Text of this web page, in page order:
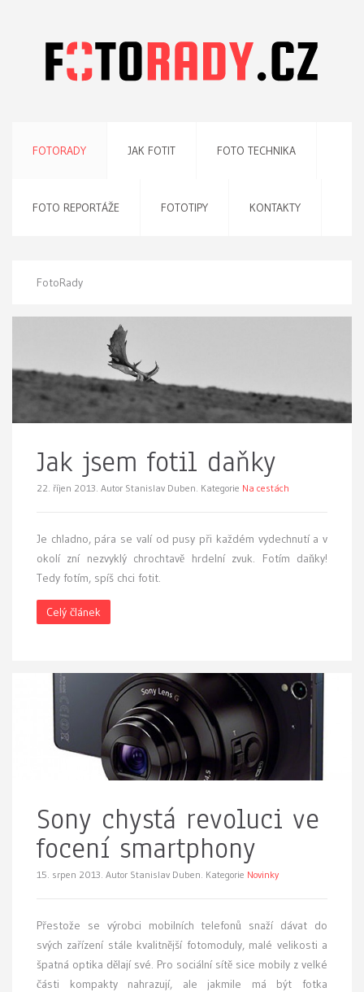
FOTORADY JAK FOTIT FOTO TECHNIKA
FOTO REPORTÁŽE FOTOTIPY KONTAKTY
FotoRady
Jak jsem fotil daňky
22. říjen 2013. Autor Stanislav Duben. Kategorie Na cestách
Je chladno, pára se valí od pusy při každém vydechnutí a v
okolí zní nezvyklý chrochtavě hrdelní zvuk. Fotím daňky!
Tedy fotím, spíš chci fotit.
Celý článek
Sony chystá revoluci ve
focení smartphony
15. srpen 2013. Autor Stanislav Duben. Kategorie Novinky
Přestože se výrobci mobilních telefonů snaží dávat do
svých zařízení stále kvalitnější fotomoduly, malé velikosti a
špatná optika dělají své. Pro sociální sítě sice mobily z velké
části kompakty nahrazují, ale jakmile má být fotka